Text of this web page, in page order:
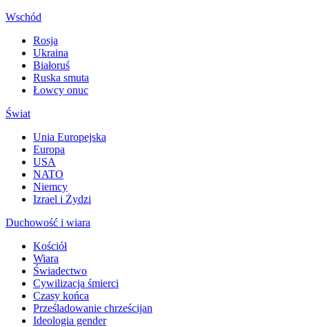
Wschód
Rosja
Ukraina
Białoruś
Ruska smuta
Łowcy onuc
Świat
Unia Europejska
Europa
USA
NATO
Niemcy
Izrael i Żydzi
Duchowość i wiara
Kościół
Wiara
Świadectwo
Cywilizacja śmierci
Czasy końca
Prześladowanie chrześcijan
Ideologia gender